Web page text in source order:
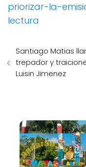
priorizar-la-
lectura
Santiago Matias
trepador y
Luisin Jimenez